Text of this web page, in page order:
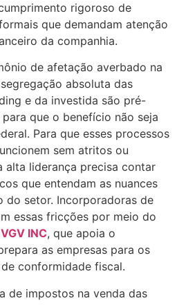
rigoroso de
que demandam atenção
da companhia.
de afetação averbado na
absoluta das
e da investida são pré-
que o benefício não seja
Para que esses processos
sem atritos ou
alta liderança precisa contar
que entendam as nuances
do setor. Incorporadoras de
essas fricções por meio do
VGV INC, que apoia o
as empresas para os
conformidade fiscal.
de impostos na venda das